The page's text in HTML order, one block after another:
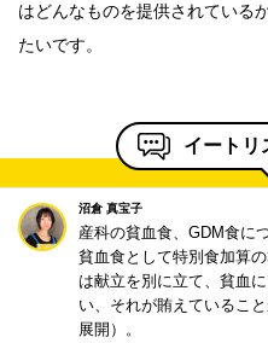
はどんなものを提供されている
たいです。
イートリ
沼倉 真宝子
産科の貧血食、GDM食に
貧血食として特別食加算
は献立を別に立て、貧血
い、それが賄えているこ
展開）。